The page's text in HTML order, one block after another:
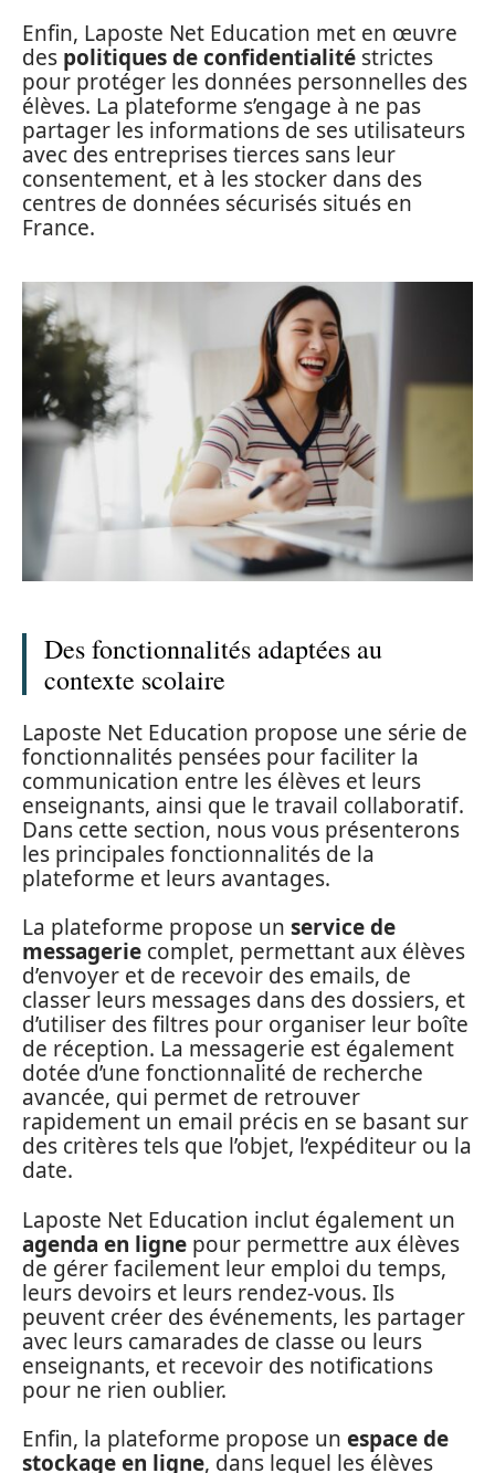
Enfin, Laposte Net Education met en œuvre
des politiques de confidentialité strictes
pour protéger les données personnelles des
élèves. La plateforme s’engage à ne pas
partager les informations de ses utilisateurs
avec des entreprises tierces sans leur
consentement, et à les stocker dans des
centres de données sécurisés situés en
France.
Des fonctionnalités adaptées au
contexte scolaire
Laposte Net Education propose une série de
fonctionnalités pensées pour faciliter la
communication entre les élèves et leurs
enseignants, ainsi que le travail collaboratif.
Dans cette section, nous vous présenterons
les principales fonctionnalités de la
plateforme et leurs avantages.
La plateforme propose un service de
messagerie complet, permettant aux élèves
d’envoyer et de recevoir des emails, de
classer leurs messages dans des dossiers, et
d’utiliser des filtres pour organiser leur boîte
de réception. La messagerie est également
dotée d’une fonctionnalité de recherche
avancée, qui permet de retrouver
rapidement un email précis en se basant sur
des critères tels que l’objet, l’expéditeur ou la
date.
Laposte Net Education inclut également un
agenda en ligne pour permettre aux élèves
de gérer facilement leur emploi du temps,
leurs devoirs et leurs rendez-vous. Ils
peuvent créer des événements, les partager
avec leurs camarades de classe ou leurs
enseignants, et recevoir des notifications
pour ne rien oublier.
Enfin, la plateforme propose un espace de
stockage en ligne, dans lequel les élèves